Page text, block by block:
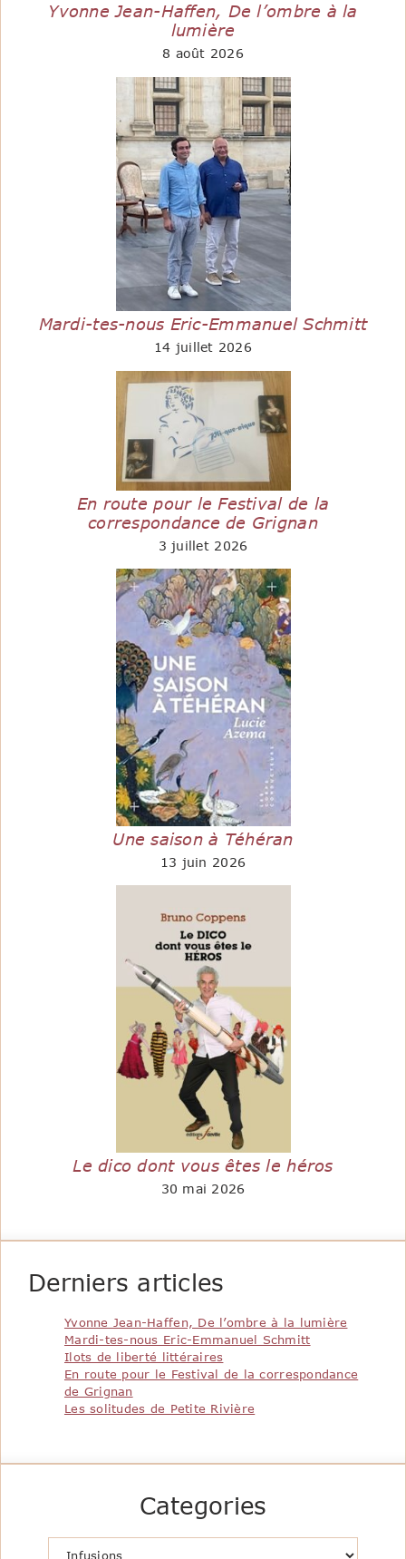
Yvonne Jean-Haffen, De l’ombre à la
lumière
8 août 2026
Mardi-tes-nous Eric-Emmanuel Schmitt
14 juillet 2026
En route pour le Festival de la
correspondance de Grignan
3 juillet 2026
Une saison à Téhéran
13 juin 2026
Le dico dont vous êtes le héros
30 mai 2026
Derniers articles
Yvonne Jean-Haffen, De l’ombre à la lumière
Mardi-tes-nous Eric-Emmanuel Schmitt
Ilots de liberté littéraires
En route pour le Festival de la correspondance
de Grignan
Les solitudes de Petite Rivière
Categories